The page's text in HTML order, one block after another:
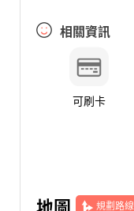
相關資訊
可刷卡
地圖 規劃路線